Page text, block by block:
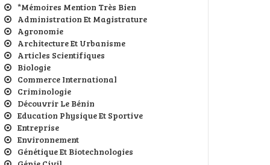
*Mémoires Mention Très Bien
Administration Et Magistrature
Agronomie
Architecture Et Urbanisme
Articles Scientifiques
Biologie
Commerce International
Criminologie
Découvrir Le Bénin
Education Physique Et Sportive
Entreprise
Environnement
Génétique Et Biotechnologies